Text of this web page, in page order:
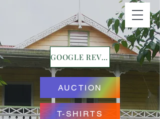
GOOGLE REVIEWS
AUCTION
T-SHIRTS